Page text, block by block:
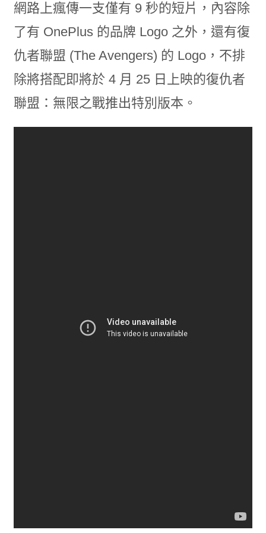
網路上瘋傳一支僅有 9 秒的短片，內容除
了有 OnePlus 的品牌 Logo 之外，還有復
仇者聯盟 (The Avengers) 的 Logo，不排
除將搭配即將於 4 月 25 日上映的復仇者
聯盟：無限之戰推出特別版本。